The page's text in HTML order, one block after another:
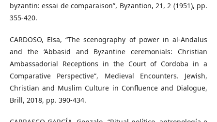
byzantin: essai de comparaison”, Byzantion, 21, 2 (1951), pp.
355-420.
CARDOSO, Elsa, “The scenography of power in al-Andalus
and the ‘Abbasid and Byzantine ceremonials: Christian
Ambassadorial Receptions in the Court of Cordoba in a
Comparative Perspective”, Medieval Encounters. Jewish,
Christian and Muslim Culture in Confluence and Dialogue,
Brill, 2018, pp. 390-434.